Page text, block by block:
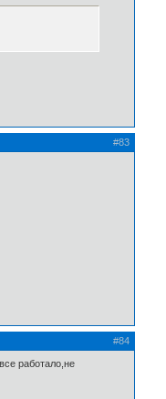
#83
#84
работало,не